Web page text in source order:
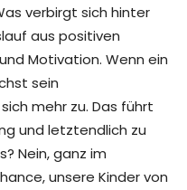
verbirgt sich hinter
aus positiven
Motivation. Wenn ein
sein
mehr zu. Das führt
und letztendlich zu
Nein, ganz im
unsere Kinder von